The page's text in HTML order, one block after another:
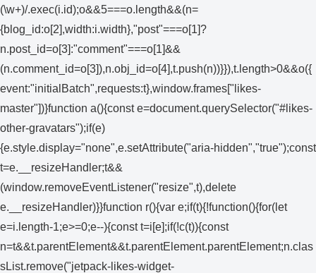
(\w+)/.exec(i.id);o&&5===o.length&&(n=
{blog_id:o[2],width:i.width},"post"===o[1]?
n.post_id=o[3]:"comment"===o[1]&&
(n.comment_id=o[3]),n.obj_id=o[4],t.push(n))}}),t.length>0&&o({
event:"initialBatch",requests:t},window.frames["likes-
master"])}function a(){const e=document.querySelector("#likes-
other-gravatars");if(e)
{e.style.display="none",e.setAttribute("aria-hidden","true");const
t=e.__resizeHandler;t&&
(window.removeEventListener("resize",t),delete
e.__resizeHandler)}}function r(){var e;if(t){!function(){for(let
e=i.length-1;e>=0;e--){const t=i[e];if(!c(t)){const
n=t&&t.parentElement&&t.parentElement.parentElement;n.clas
sList.remove("jetpack-likes-widget-